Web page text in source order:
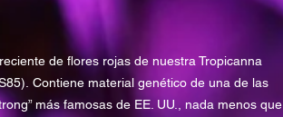
de flores rojas de nuestra Tropicanna
Contiene material genético de una de las
más famosas de EE. UU., nada menos que